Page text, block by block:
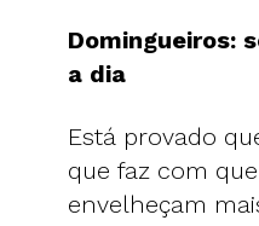
Domingueiros:
a dia
Está provado
que faz com
envelheçam